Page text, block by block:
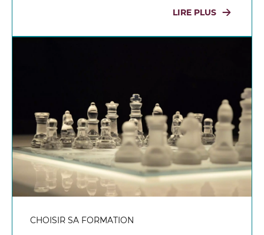
LIRE PLUS
CHOISIR SA FORMATION